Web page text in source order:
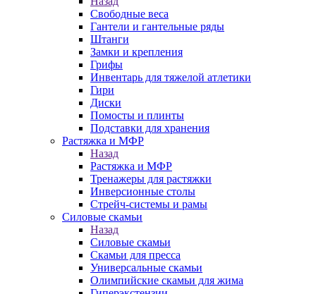
Свободные веса
Гантели и гантельные ряды
Штанги
Замки и крепления
Грифы
Инвентарь для тяжелой атлетики
Гири
Диски
Помосты и плинты
Подставки для хранения
Растяжка и МФР
Назад
Растяжка и МФР
Тренажеры для растяжки
Инверсионные столы
Стрейч-системы и рамы
Силовые скамьи
Назад
Силовые скамьи
Скамьи для пресса
Универсальные скамьи
Олимпийские скамьи для жима